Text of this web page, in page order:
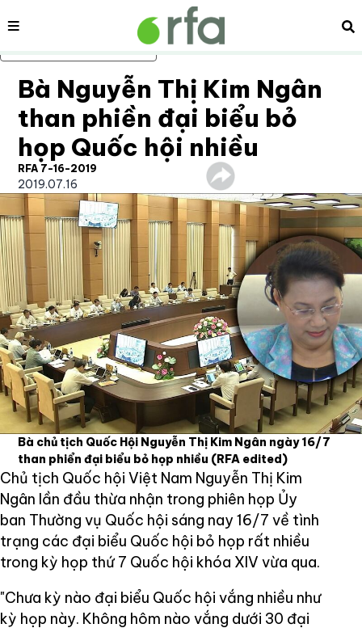
Bỏ qua nội dung chính
Nội dung
Bà Nguyễn Thị Kim Ngân
than phiền đại biểu bỏ
họp Quốc hội nhiều
RFA 7-16-2019
2019.07.16
Bà chủ tịch Quốc Hội Nguyễn Thị Kim Ngân ngày 16/7
than phiển đại biểu bỏ họp nhiều (RFA edited)
Chủ tịch Quốc hội Việt Nam Nguyễn Thị Kim
Ngân lần đầu thừa nhận trong phiên họp Ủy
ban Thường vụ Quốc hội sáng nay 16/7 về tình
trạng các đại biểu Quốc hội bỏ họp rất nhiều
trong kỳ họp thứ 7 Quốc hội khóa XIV vừa qua.
"Chưa kỳ nào đại biểu Quốc hội vắng nhiều như
kỳ họp này. Không hôm nào vắng dưới 30 đại